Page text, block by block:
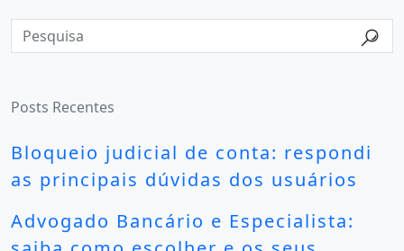
Posts Recentes
Bloqueio judicial de conta: respondi
as principais dúvidas dos usuários
Advogado Bancário e Especialista: